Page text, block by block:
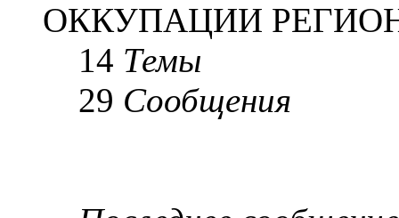
ОККУПАЦИИ
14 Темы
29 Сообщения